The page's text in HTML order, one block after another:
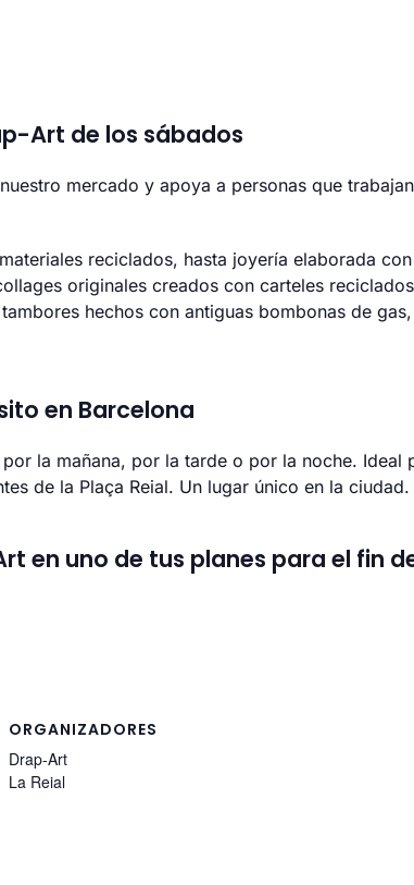
Art de los sábados
mercado y apoya a personas que
reciclados, hasta joyería elaborada
originales creados con carteles
hechos con antiguas bombonas de
en Barcelona
la mañana, por la tarde o por la noche. Ideal
de la Plaça Reial. Un lugar único en la ciudad.
en uno de tus planes para el fin
ORGANIZADORES
Drap-Art
La Reial